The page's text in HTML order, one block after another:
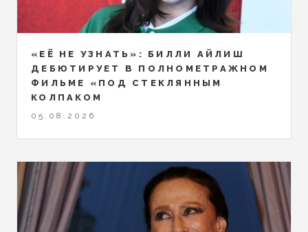
«ЕЁ НЕ УЗНАТЬ»: БИЛЛИ АЙЛИШ
ДЕБЮТИРУЕТ В ПОЛНОМЕТРАЖНОМ
ФИЛЬМЕ «ПОД СТЕКЛЯННЫМ
КОЛПАКОМ
05.08.2026